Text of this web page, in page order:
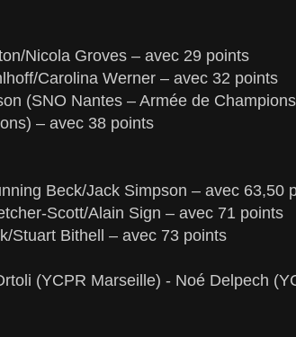
Nicola Groves – avec 29 points
Carolina Werner – avec 32 points
(SNO Nantes – Armée de
– avec 38 points
Beck/Jack Simpson – avec 63,50
Scott/Alain Sign – avec 71 points
Stuart Bithell – avec 73 points
(YCPR Marseille) - Noé Delpech